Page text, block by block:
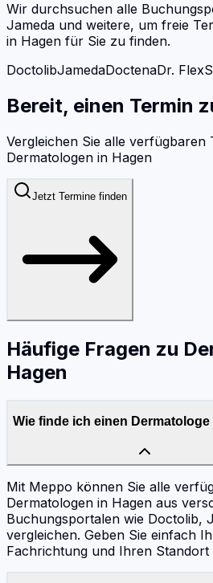
Wir durchsuchen alle
Jameda und weitere, um freie
in Hagen für Sie zu finden.
DoctolibJamedaDoctenaDr. Flex
Bereit, einen Termin
Vergleichen Sie alle verfügbaren
Dermatologen in Hagen
Jetzt Termine finden
Häufige Fragen zu
Hagen
Wie finde ich einen Dermatologe
Mit Meppo können Sie alle
Dermatologen in Hagen aus
Buchungsportalen wie Doctolib,
vergleichen. Geben Sie einfach
Fachrichtung und Ihren Standort